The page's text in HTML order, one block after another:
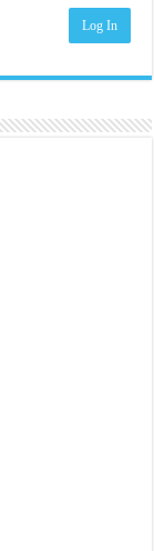
Log In